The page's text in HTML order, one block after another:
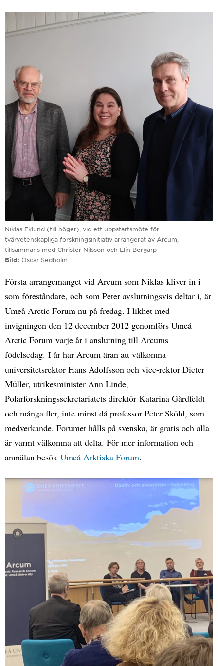
Niklas Eklund (till höger), vid ett uppstartsmöte för
tvärvetenskapliga forskningsinitiativ arrangerat av Arcum,
tillsammans med Christer Nilsson och Elin Bergarp
Bild
Oscar Sedholm
Första arrangemanget vid Arcum som Niklas kliver in i
som föreståndare, och som Peter avslutningsvis deltar i, är
Umeå Arctic Forum nu på fredag. I likhet med
invigningen den 12 december 2012 genomförs Umeå
Arctic Forum varje år i anslutning till Arcums
födelsedag. I år har Arcum äran att välkomna
universitetsrektor Hans Adolfsson och vice-rektor Dieter
Müller, utrikesminister Ann Linde,
Polarforskningssekretariatets direktör Katarina Gårdfeldt
och många fler, inte minst då professor Peter Sköld, som
medverkande. Forumet hålls på svenska, är gratis och alla
är varmt välkomna att delta. För mer information och
anmälan besök Umeå Arktiska Forum.